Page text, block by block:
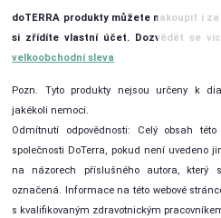
doTERRA produkty můžete nakoupit i
si zřídíte vlastní účet. Dozvědět se
velkoobchodní sleva
Pozn. Tyto produkty nejsou určeny k
jakékoli nemoci.
Odmítnutí odpovědnosti: Celý obsah
společnosti DoTerra, pokud není uvedeno
na názorech příslušného autora, který
označená. Informace na této webové
s kvalifikovaným zdravotnickým